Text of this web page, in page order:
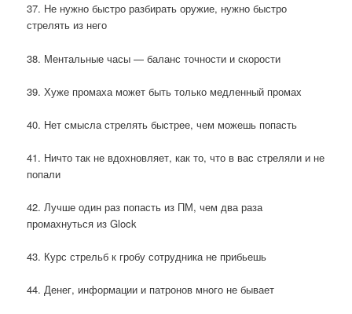
37. Не нужно быстро разбирать оружие, нужно быстро
стрелять из него
38. Ментальные часы — баланс точности и скорости
39. Хуже промаха может быть только медленный промах
40. Нет смысла стрелять быстрее, чем можешь попасть
41. Ничто так не вдохновляет, как то, что в вас стреляли и не
попали
42. Лучше один раз попасть из ПМ, чем два раза
промахнуться из Glock
43. Курс стрельб к гробу сотрудника не прибьешь
44. Денег, информации и патронов много не бывает